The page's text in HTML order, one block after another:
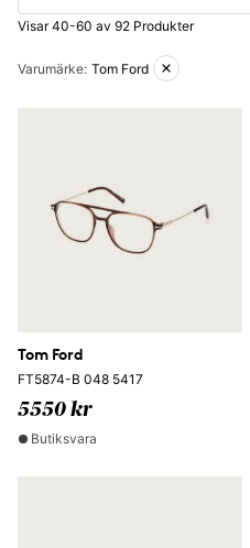
Visar 40-60 av 92 Produkter
Aktiva filter
Varumärke: Tom Ford
Tom Ford
FT5874-B 048 5417
5550 kr
Butiksvara